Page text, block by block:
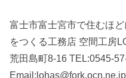
富士市富士宮市で住むほ
をつくる工務店 空間工房
荒田島町8-16 TEL:0545-